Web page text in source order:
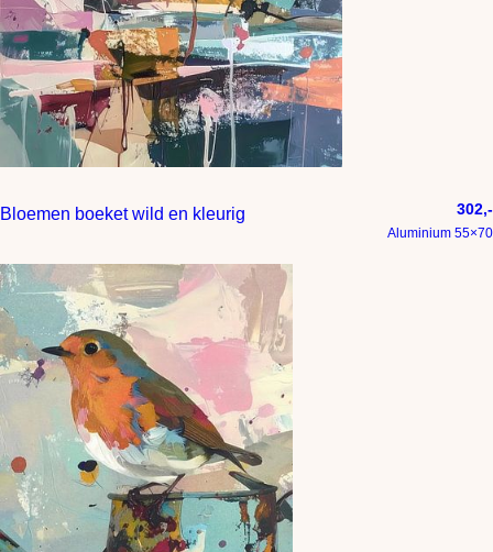
Bloemen boeket wild en kleurig 302,-
Aluminium 55×70